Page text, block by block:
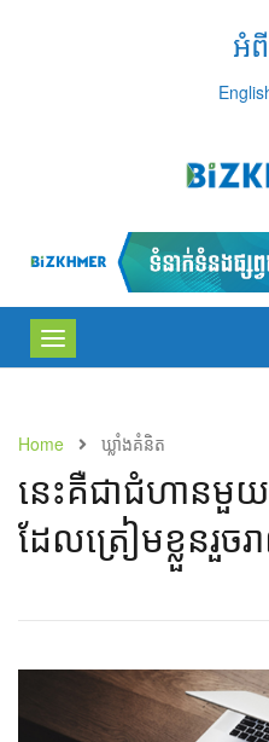
អំ
Toggle
navigation
Home ឃ្លាំង​គំនិត
នេះ​គឺ​ជា​ជំហាន​មួយ​
ដែល​ត្រៀម​ខ្លួន​រួច